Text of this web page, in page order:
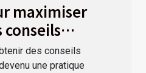
maximiser
des conseils
une pratique